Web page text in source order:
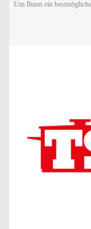
Um Ihnen ein